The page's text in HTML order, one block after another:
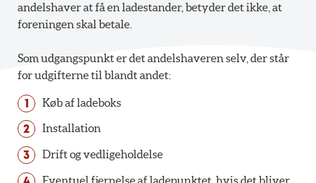
andelshaver at få en ladestander, betyder det ikke, at
foreningen skal betale.
Som udgangspunkt er det andelshaveren selv, der står
for udgifterne til blandt andet:
Køb af ladeboks
Installation
Drift og vedligeholdelse
Eventuel fjernelse af ladepunktet, hvis det bliver